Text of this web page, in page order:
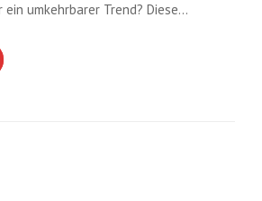
umkehrbarer Trend? Diese…